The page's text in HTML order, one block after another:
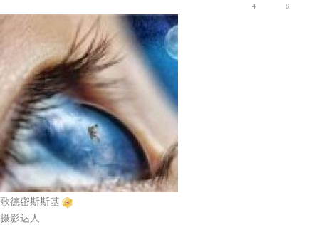
4 8
歌德密斯斯基
摄影达人